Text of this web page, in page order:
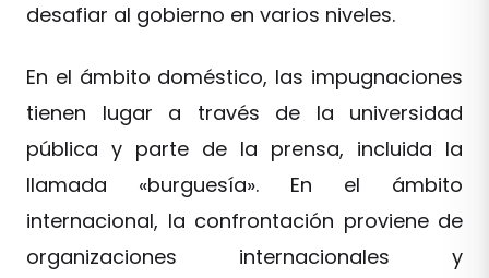
desafiar al gobierno en varios niveles.
En el ámbito doméstico, las impugnaciones
tienen lugar a través de la universidad
pública y parte de la prensa, incluida la
llamada «burguesía». En el ámbito
internacional, la confrontación proviene de
organizaciones internacionales y